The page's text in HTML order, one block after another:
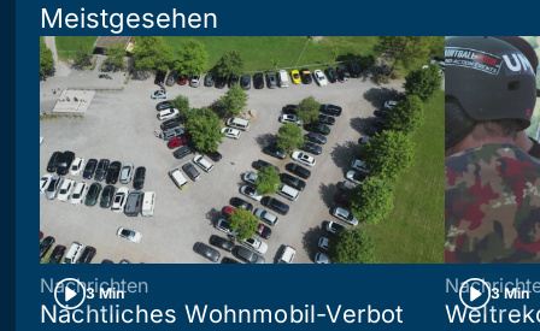
Meistgesehen
3 Min
Nachrichten
Nächtliches Wohnmobil-Verbot
3 Min